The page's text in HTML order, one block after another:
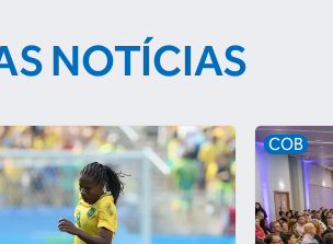
NOTÍCIAS
COB